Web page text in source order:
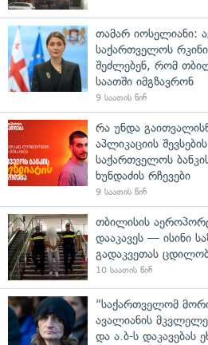
თამარ იოსელიანი:
საქართველოს
შეძლებენ, რომ
საათში იმგზავრონ
9 საათის წინ
რა უნდა
აპლიკაციის
საქართველოს
ხუნდაძის რჩევები
9 საათის წინ
თბილისის
დააკავეს — ისინი
გადაკვეთას
10 საათის წინ
"საქართველომ
ავალიანის
და ა.ბ-ს დაკავებას